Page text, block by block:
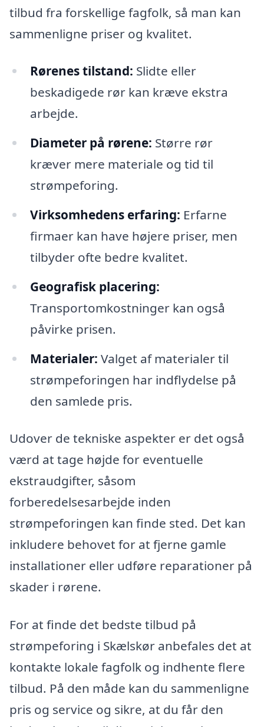
tilbud fra forskellige fagfolk, så man kan
sammenligne priser og kvalitet.
Rørenes tilstand: Slidte eller
beskadigede rør kan kræve ekstra
arbejde.
Diameter på rørene: Større rør
kræver mere materiale og tid til
strømpeforing.
Virksomhedens erfaring: Erfarne
firmaer kan have højere priser, men
tilbyder ofte bedre kvalitet.
Geografisk placering:
Transportomkostninger kan også
påvirke prisen.
Materialer: Valget af materialer til
strømpeforingen har indflydelse på
den samlede pris.
Udover de tekniske aspekter er det også
værd at tage højde for eventuelle
ekstraudgifter, såsom
forberedelsesarbejde inden
strømpeforingen kan finde sted. Det kan
inkludere behovet for at fjerne gamle
installationer eller udføre reparationer på
skader i rørene.
For at finde det bedste tilbud på
strømpeforing i Skælskør anbefales det at
kontakte lokale fagfolk og indhente flere
tilbud. På den måde kan du sammenligne
pris og service og sikre, at du får den